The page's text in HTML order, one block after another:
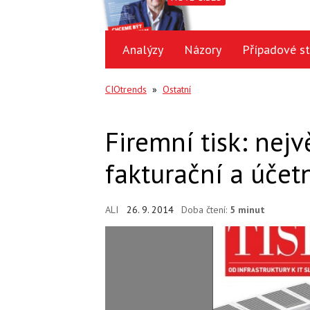
Analýzy Názory Případové
CIOtrends » Ostatní
Firemní tisk:
fakturační a
ALI 26. 9. 2014 Doba čtení: 5 minut